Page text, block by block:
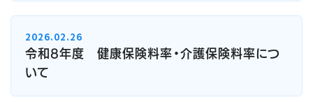
2026.02.26
令和8年度 健康保険料率・介護保険料率につ
いて